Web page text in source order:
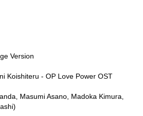
Version
Koishiteru - OP Love Power OST
Masumi Asano, Madoka Kimura,